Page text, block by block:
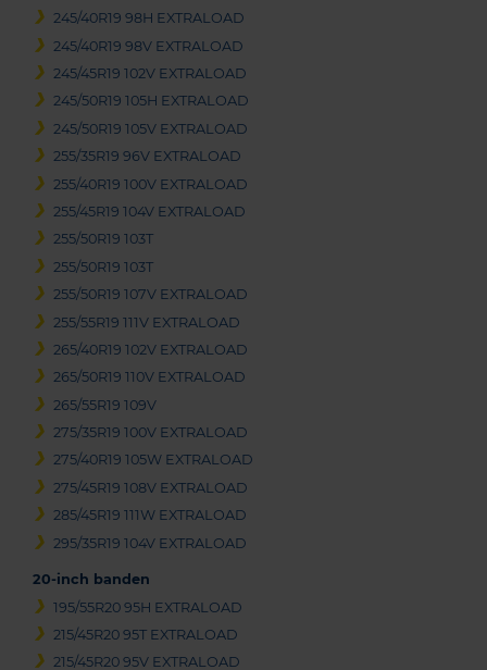
245/40R19 98H EXTRALOAD
245/40R19 98V EXTRALOAD
245/45R19 102V EXTRALOAD
245/50R19 105H EXTRALOAD
245/50R19 105V EXTRALOAD
255/35R19 96V EXTRALOAD
255/40R19 100V EXTRALOAD
255/45R19 104V EXTRALOAD
255/50R19 103T
255/50R19 103T
255/50R19 107V EXTRALOAD
255/55R19 111V EXTRALOAD
265/40R19 102V EXTRALOAD
265/50R19 110V EXTRALOAD
265/55R19 109V
275/35R19 100V EXTRALOAD
275/40R19 105W EXTRALOAD
275/45R19 108V EXTRALOAD
285/45R19 111W EXTRALOAD
295/35R19 104V EXTRALOAD
20-inch banden
195/55R20 95H EXTRALOAD
215/45R20 95T EXTRALOAD
215/45R20 95V EXTRALOAD